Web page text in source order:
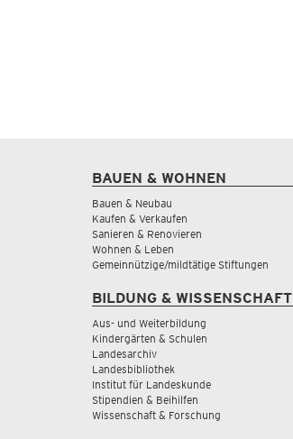
BAUEN & WOHNEN
Bauen & Neubau
Kaufen & Verkaufen
Sanieren & Renovieren
Wohnen & Leben
Gemeinnützige/mildtätige Stiftungen
BILDUNG & WISSENSCHAFT
Aus- und Weiterbildung
Kindergärten & Schulen
Landesarchiv
Landesbibliothek
Institut für Landeskunde
Stipendien & Beihilfen
Wissenschaft & Forschung